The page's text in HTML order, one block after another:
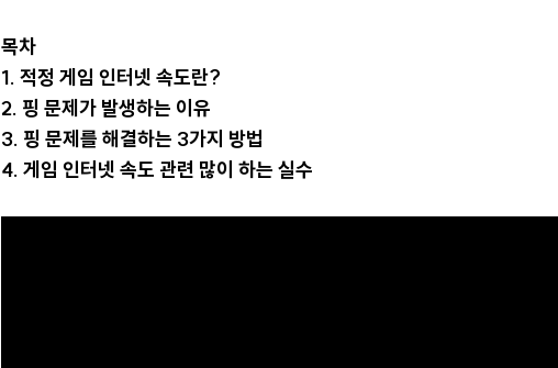
목차
1. 적정 게임 인터넷 속도란?
2. 핑 문제가 발생하는 이유
3. 핑 문제를 해결하는 3가지 방법
4. 게임 인터넷 속도 관련 많이 하는 실수